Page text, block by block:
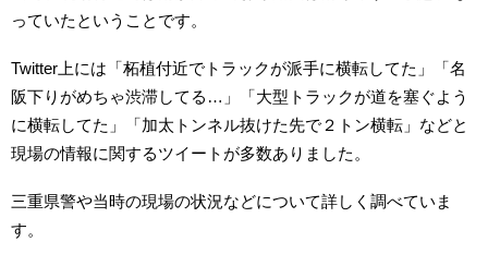
っていたということです。
Twitter上には「柘植付近でトラックが派手に横転してた」「名
阪下りがめちゃ渋滞してる…」「大型トラックが道を塞ぐよう
に横転してた」「加太トンネル抜けた先で２トン横転」などと
現場の情報に関するツイートが多数ありました。
三重県警や当時の現場の状況などについて詳しく調べていま
す。